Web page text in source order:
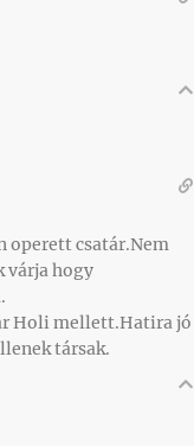
operett csatár.Nem
várja hogy
Holi mellett.Hatira jó
társak.